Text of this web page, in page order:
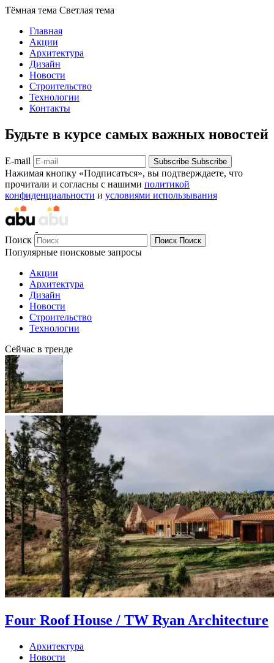
Тёмная тема Светлая тема
Главная
Акции
Архитектура
Дизайн
Новости
Строительство
Технологии
Контакты
Будьте в курсе самых важных новостей
E-mail Subscribe Subscribe
Нажимая кнопку «Подписаться», вы подтверждаете, что
прочитали и согласны с нашими политикой
конфиденциальности и условиями использывания
Поиск Поиск Поиск
Популярные поисковые запросы
Акции
Архитектура
Дизайн
Новости
Строительство
Технологии
Сейчас в тренде
Four Roof House / TW Ryan Architecture
Архитектура
Новости